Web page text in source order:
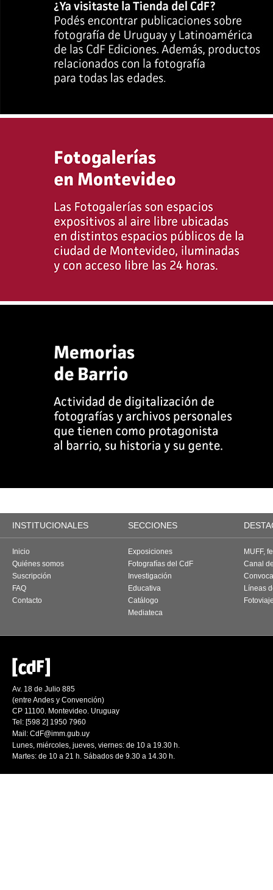
INSTITUCIONALES SECCIONES
Inicio
Quiénes somos
Suscripción
FAQ
Contacto
Exposiciones
Fotografías del CdF
Investigación
Educativa
Catálogo
Mediateca
MUFF,
Canal
Líneas
Av. 18 de Julio 885
(entre Andes y Convención)
CP 11100. Montevideo. Uruguay
Tel: [598 2] 1950 7960
Mail: CdF@imm.gub.uy
Lunes, miércoles, jueves, viernes: de 10 a 19.30 h.
Martes: de 10 a 21 h. Sábados de 9.30 a 14.30 h.